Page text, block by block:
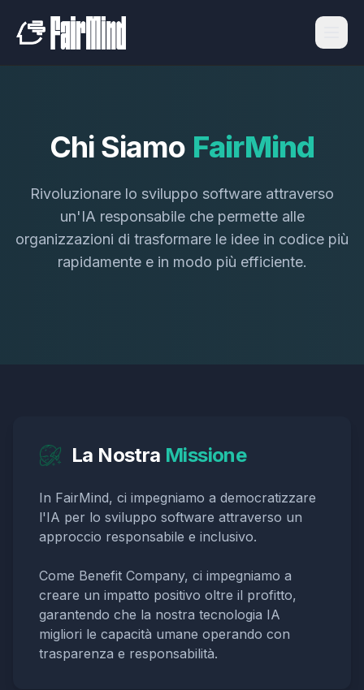
Chi Siamo FairMind
Rivoluzionare lo sviluppo software attraverso
un'IA responsabile che permette alle
organizzazioni di trasformare le idee in codice più
rapidamente e in modo più efficiente.
La Nostra Missione
In FairMind, ci impegniamo a democratizzare
l'IA per lo sviluppo software attraverso un
approccio responsabile e inclusivo.
Come Benefit Company, ci impegniamo a
creare un impatto positivo oltre il profitto,
garantendo che la nostra tecnologia IA
migliori le capacità umane operando con
trasparenza e responsabilità.